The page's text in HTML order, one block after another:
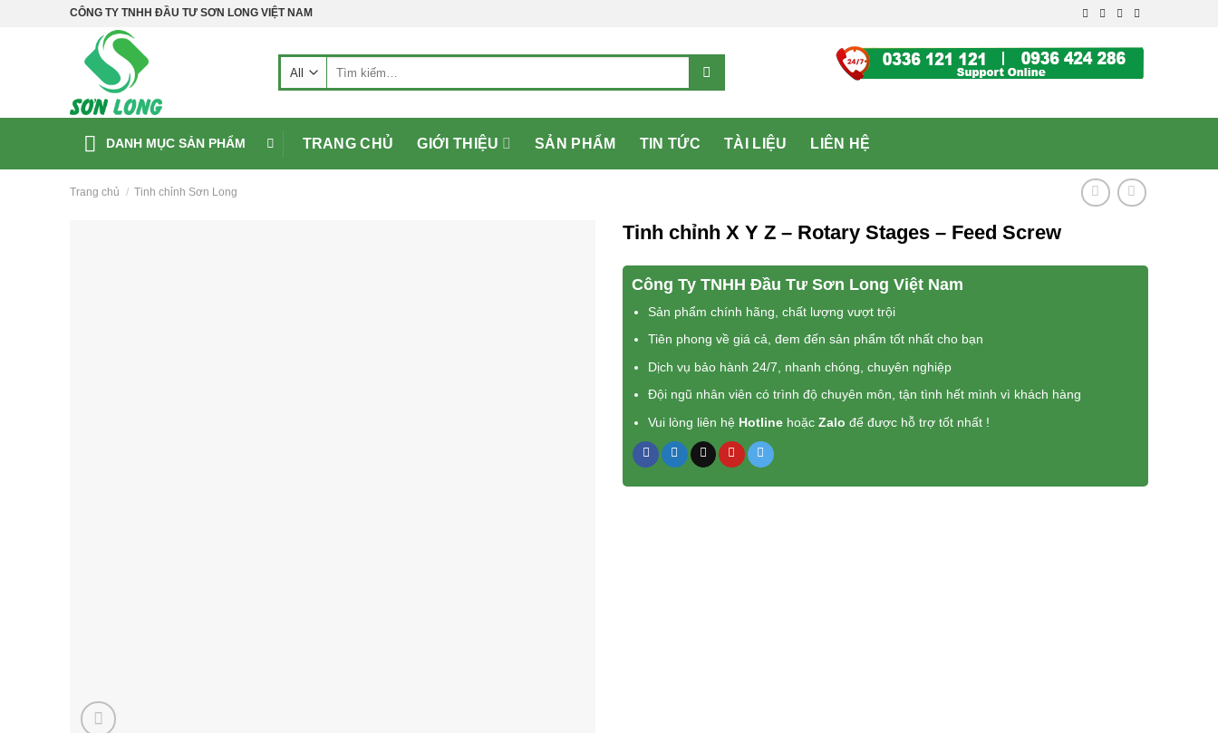
CÔNG TY TNHH ĐẦU TƯ SƠN LONG VIỆT NAM
kiếm:
DANH MỤC SẢN PHẨM TRANG CHỦ GIỚI THIỆU SẢN PHẨM TIN TỨC TÀI LIỆU LIÊN HỆ
Trang chủ / Tinh chỉnh Sơn Long
Tinh chỉnh X Y Z – Rotary Stages – Feed Screw
Công Ty TNHH Đầu Tư Sơn Long Việt Nam
Sản phẩm chính hãng, chất lượng vượt trội
Tiên phong về giá cả, đem đến sản phẩm tốt nhất cho bạn
Dịch vụ bảo hành 24/7, nhanh chóng, chuyên nghiệp
Đội ngũ nhân viên có trình độ chuyên môn, tận tình hết mình vì khách hàng
Vui lòng liên hệ Hotline hoặcZalo để được hỗ trợ tốt nhất !